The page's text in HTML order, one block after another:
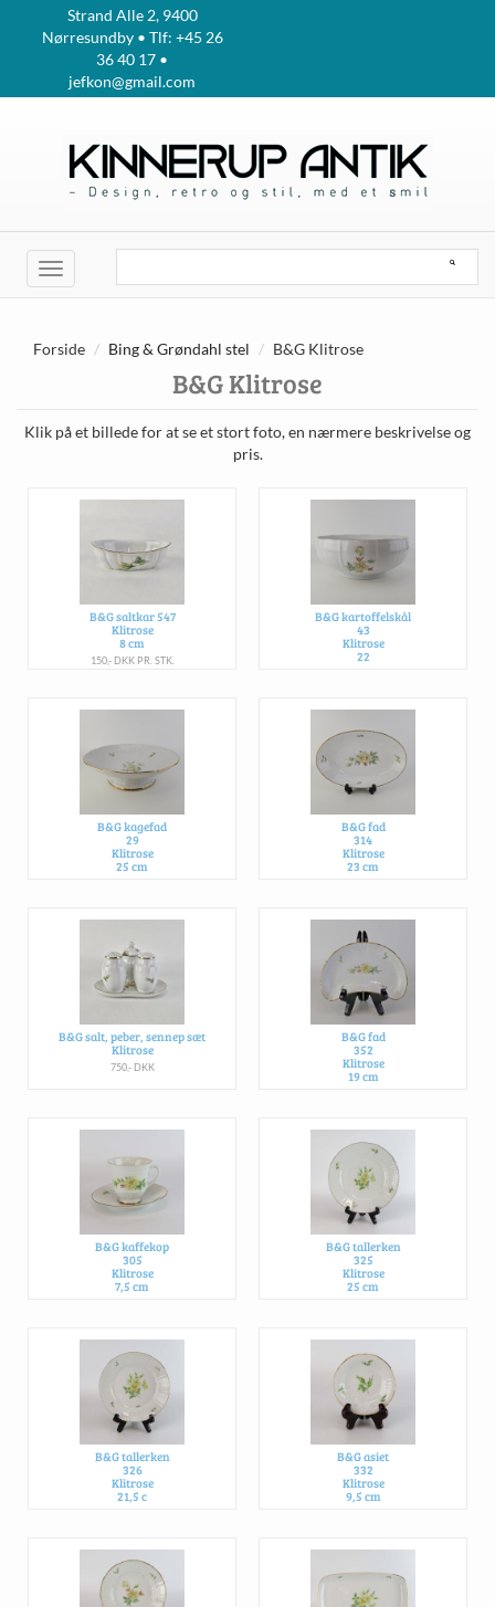
Strand Alle 2, 9400
Nørresundby • Tlf: +45 26
36 40 17 •
jefkon@gmail.com
Toggle
navigation
Forside Bing & Grøndahl stel B&G Klitrose
B&G Klitrose
Klik på et billede for at se et stort foto, en nærmere beskrivelse og
pris.
B&G saltkar 547
Klitrose
8 cm
150,- DKK PR. STK.
B&G kartoffelskål
43
Klitrose
22
B&G kagefad
29
Klitrose
25 cm
B&G fad
314
Klitrose
23 cm
B&G salt, peber, sennep sæt
Klitrose
750,- DKK
B&G fad
352
Klitrose
19 cm
B&G kaffekop
305
Klitrose
7,5 cm
B&G tallerken
325
Klitrose
25 cm
B&G tallerken
326
Klitrose
21,5 c
B&G asiet
332
Klitrose
9,5 cm